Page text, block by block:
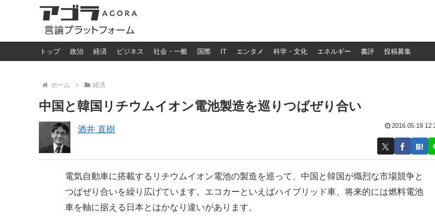
トップ 政治 経済 ビジネス 社会・一般 国際 IT エンタメ 科学・文化 エネルギー 書評 投稿募集
ホーム 経済
中国と韓国リチウムイオン電池製造を巡りつばぜり合い
酒井 直樹 2016.05.19
電気自動車に搭載するリチウムイオン電池の製造を巡って、中国と韓国が熾烈な市場競争と
つばぜり合いを繰り広げています。エコカーといえばハイブリッド車、将来的には燃料電池
車を軸に据える日本とはかなり違いがあります。